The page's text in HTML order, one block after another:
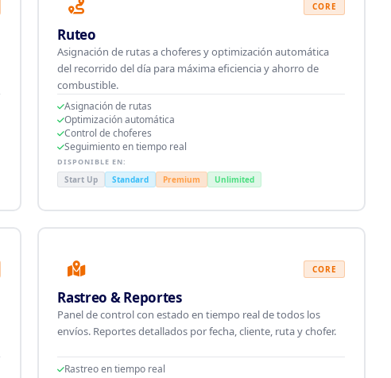
CORE
Ruteo
Asignación de rutas a choferes y optimización automática
del recorrido del día para máxima eficiencia y ahorro de
combustible.
Asignación de rutas
Optimización automática
Control de choferes
Seguimiento en tiempo real
DISPONIBLE EN:
Start Up Standard Premium Unlimited
CORE
Rastreo & Reportes
Panel de control con estado en tiempo real de todos los
envíos. Reportes detallados por fecha, cliente, ruta y chofer.
Rastreo en tiempo real